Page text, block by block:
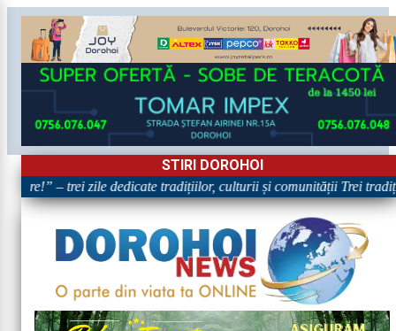
STIRI DOROHOI
– trei zile dedicate tradițiilor, culturii și comunității Trei